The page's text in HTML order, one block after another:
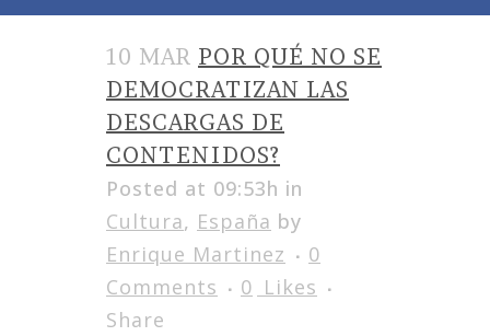
10 MAR POR QUÉ NO SE
DEMOCRATIZAN LAS
DESCARGAS DE
CONTENIDOS?
Posted at 09:53h in
Cultura, España by
Enrique Martinez
0
Comments
0 Likes
Share